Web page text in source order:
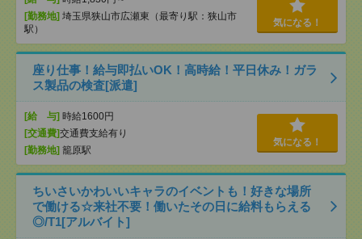
[勤務地] 埼玉県狭山市広瀬東（最寄り駅：狭山市
駅）
気になる！
座り仕事！給与即払いOK！高時給！平日休み！ガラ
ス製品の検査[派遣]
[給 与] 時給1600円
[交通費]交通費支給有り
[勤務地] 籠原駅
気になる！
ちいさいかわいいキャラのイベントも！好きな場所
で働ける☆来社不要！働いたその日に給料もらえる
◎/T1[アルバイト]